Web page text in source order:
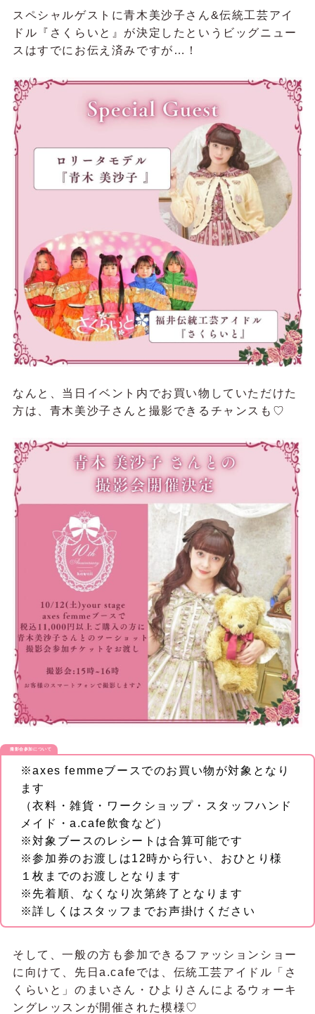
スペシャルゲストに青木美沙子さん&伝統工芸アイ
ドル『さくらいと』が決定したというビッグニュー
スはすでにお伝え済みですが…！
なんと、当日イベント内でお買い物していただけた
方は、青木美沙子さんと撮影できるチャンスも♡
撮影会参加について
※axes femmeブースでのお買い物が対象となり
ます
（衣料・雑貨・ワークショップ・スタッフハンド
メイド・a.cafe飲食など）
※対象ブースのレシートは合算可能です
※参加券のお渡しは12時から行い、おひとり様
１枚までのお渡しとなります
※先着順、なくなり次第終了となります
※詳しくはスタッフまでお声掛けください
そして、一般の方も参加できるファッションショー
に向けて、先日a.cafeでは、伝統工芸アイドル「さ
くらいと」のまいさん・ひよりさんによるウォーキ
ングレッスンが開催された模様♡